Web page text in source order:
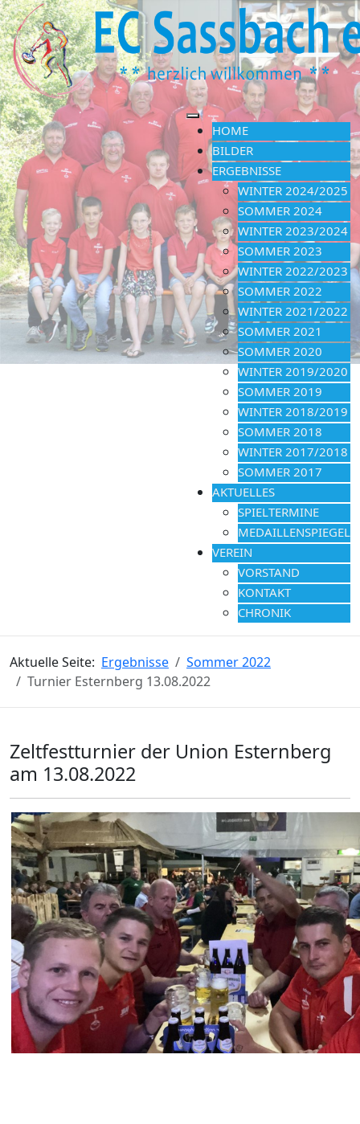
HOME
BILDER
ERGEBNISSE
WINTER 2024/2025
SOMMER 2024
WINTER 2023/2024
SOMMER 2023
WINTER 2022/2023
SOMMER 2022
WINTER 2021/2022
SOMMER 2021
SOMMER 2020
WINTER 2019/2020
SOMMER 2019
WINTER 2018/2019
SOMMER 2018
WINTER 2017/2018
SOMMER 2017
AKTUELLES
SPIELTERMINE
MEDAILLENSPIEGEL
VEREIN
VORSTAND
KONTAKT
CHRONIK
Aktuelle Seite: Ergebnisse
Sommer 2022
Turnier Esternberg 13.08.2022
Zeltfestturnier der Union Esternberg
am 13.08.2022